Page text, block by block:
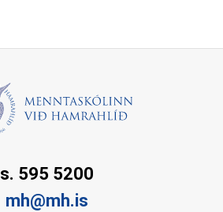
s. 595 5200
mh@mh.is